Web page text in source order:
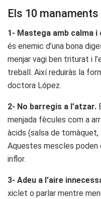
Els 10
1- Mastega amb calma i
és enemic d’una bona
menjar vagi ben triturat i
treball. Així reduiràs la
doctora López.
2- No barregis a l’atzar.
menjada fècules com a
àcids (salsa de tomàquet,
Aquestes mescles
inflor.
3- Adeu a l’aire
xiclet o parlar mentre